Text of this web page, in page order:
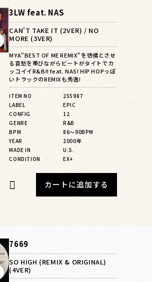
3LW feat. NAS
CAN'T TAKE IT (2VER) / NO
MORE (3VER)
MYA"BEST OF ME REMIX"を彷彿とさせ
る哀愁を帯びながらビートがタイトでカ
ッコイイR&B!! feat. NAS! HIP HOPっぽ
いトラックのREMIXも秀逸!
ITEM NO
255987
LABEL
EPIC
CONFIG
12
GENRE
R&B
BPM
86〜90BPM
YEAR
2000年
MADE IN
U.S.
CONDITION
EX+
カートに追加する
7669
SO HIGH (REMIX & ORIGINAL)
(4VER)